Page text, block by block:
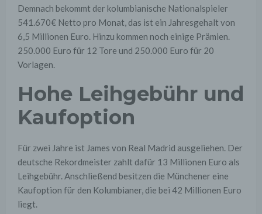
Demnach bekommt der kolumbianische Nationalspieler
541.670€ Netto pro Monat, das ist ein Jahresgehalt von
6,5 Millionen Euro. Hinzu kommen noch einige Prämien.
250.000 Euro für 12 Tore und 250.000 Euro für 20
Vorlagen.
Hohe Leihgebühr und
Kaufoption
Für zwei Jahre ist James von Real Madrid ausgeliehen. Der
deutsche Rekordmeister zahlt dafür 13 Millionen Euro als
Leihgebühr. Anschließend besitzen die Münchener eine
Kaufoption für den Kolumbianer, die bei 42 Millionen Euro
liegt.